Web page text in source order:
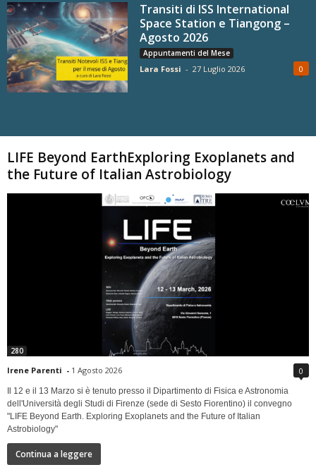
Transiti di ISS International
Space Station e Tiangong –
Agosto 2026
Appuntamenti del Mese
Lara Fossi - 27 Luglio 2026 0
LIFE Beyond EarthExploring Exoplanets and
the Future of Italian Astrobiology
280
Irene Parenti - 1 Agosto 2026 0
Il 12 e il 13 Marzo si è tenuto presso il Dipartimento di Fisica e Astronomia
dell'Università degli Studi di Firenze (sede di Sesto Fiorentino) il convegno
"LIFE Beyond Earth. Exploring Exoplanets and the Future of Italian
Astrobiology"
Continua a leggere